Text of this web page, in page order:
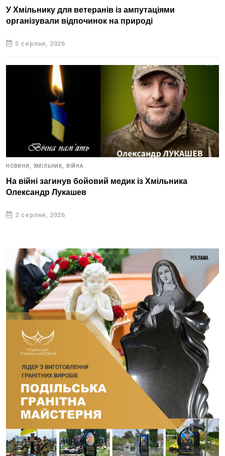
У Хмільнику для ветеранів із ампутаціями
організували відпочинок на природі
5 серпня, 2026
НОВИНИ, ХМІЛЬНИК, ВІЙНА
На війні загинув бойовий медик із Хмільника
Олександр Лукашев
2 серпня, 2026